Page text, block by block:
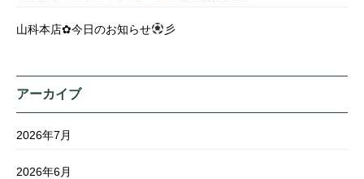
山科本店✿今日のお知らせ 彡
アーカイブ
2026年7月
2026年6月